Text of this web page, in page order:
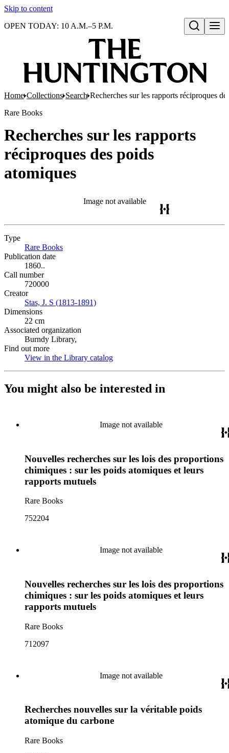
Skip to content
Open search
OPEN TODAY: 10 A.M.–5 P.M.
Home Collections Search Recherches sur les rapports réciproques
Rare Books
Recherches sur les rapports
réciproques des poids
atomiques
Image not available
Type
Rare Books
Publication date
1860..
Call number
720000
Creator
Stas, J. S (1813-1891)
Dimensions
22 cm
Associated organization
Burndy Library,
Find out more
View in the Library catalog
You might also be interested in
Image not available
Nouvelles recherches sur les lois des proportions
chimiques : sur les poids atomiques et leurs
rapports mutuels
Rare Books
752204
Image not available
Nouvelles recherches sur les lois des proportions
chimiques : sur les poids atomiques et leurs
rapports mutuels
Rare Books
712097
Image not available
Recherches nouvelles sur la véritable poids
atomique du carbone
Rare Books